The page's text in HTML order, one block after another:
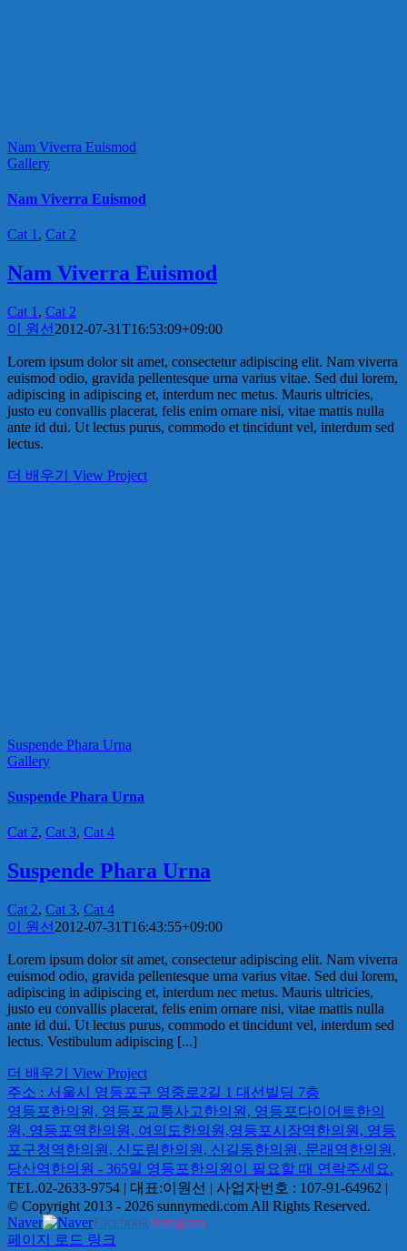
Nam Viverra Euismod
Gallery
Nam Viverra Euismod
Cat 1 , Cat 2
Nam Viverra Euismod
Cat 1 , Cat 2
이 원선 2012-07-31T16:53:09+09:00
Lorem ipsum dolor sit amet, consectetur adipiscing elit. Nam viverra
euismod odio, gravida pellentesque urna varius vitae. Sed dui lorem,
adipiscing in adipiscing et, interdum nec metus. Mauris ultricies,
justo eu convallis placerat, felis enim ornare nisi, vitae mattis nulla
ante id dui. Ut lectus purus, commodo et tincidunt vel, interdum sed
lectus.
더 배우기 View Project
Suspende Phara Urna
Gallery
Suspende Phara Urna
Cat 2, Cat 3, Cat 4
Suspende Phara Urna
Cat 2, Cat 3, Cat 4
이 원선 2012-07-31T16:43:55+09:00
Lorem ipsum dolor sit amet, consectetur adipiscing elit. Nam viverra
euismod odio, gravida pellentesque urna varius vitae. Sed dui lorem,
adipiscing in adipiscing et, interdum nec metus. Mauris ultricies,
justo eu convallis placerat, felis enim ornare nisi, vitae mattis nulla
ante id dui. Ut lectus purus, commodo et tincidunt vel, interdum sed
lectus. Vestibulum adipiscing [...]
더 배우기 View Project
주소 : 서울시 영등포구 영중로2길 1 대선빌딩 7층
영등포한의원, 영등포교통사고한의원, 영등포다이어트한의
원, 영등포역한의원, 여의도한의원,영등포시장역한의원, 영등
포구청역한의원, 신도림한의원, 신길동한의원, 문래역한의원,
당산역한의원 - 365일 영등포한의원이 필요할 때 연락주세요.
TEL.02-2633-9754 | 대표:이원선 | 사업자번호 : 107-91-64962 |
© Copyright 2013 - 2026 sunnymedi.com All Rights Reserved.
Naver
FacebookInstagram
페이지 로드 링크